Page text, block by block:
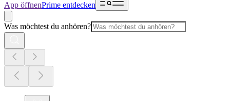
App öffnenPrime entdecken
Was möchtest du anhören?